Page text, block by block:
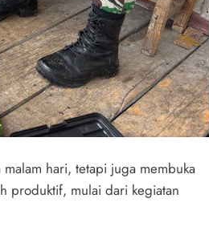
hari, tetapi juga membuka
produktif, mulai dari kegiatan